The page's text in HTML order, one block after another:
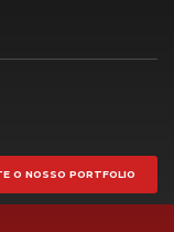
O NOSSO PORTFOLIO